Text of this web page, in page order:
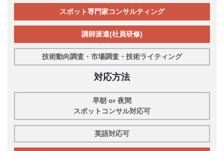
スポット専門家コンサルティング
講師派遣(社員研修)
技術動向調査・市場調査・技術ライティング
対応方法
早朝 or 夜間
スポットコンサル対応可
英語対応可